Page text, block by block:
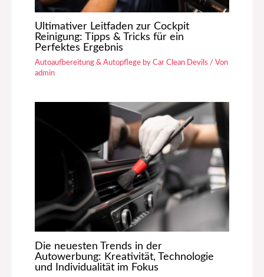
Ultimativer Leitfaden zur Cockpit
Reinigung: Tipps & Tricks für ein
Perfektes Ergebnis
Autoaufbereitung & Autopflege by Car Clean Devils / Von
admin
Die neuesten Trends in der
Autowerbung: Kreativität, Technologie
und Individualität im Fokus